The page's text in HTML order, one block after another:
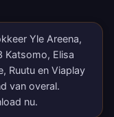
Yle Areena,
Katsomo, Elisa
Ruutu en Viaplay
van overal.
nu.